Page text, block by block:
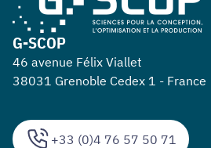
+33 (0)4 76 57 50 71
G-SCOP
46 avenue Félix Viallet
38031 Grenoble Cedex 1 - France